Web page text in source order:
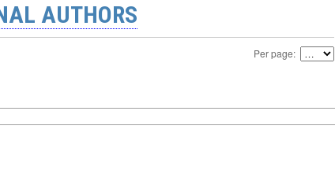
AUTHORS
Per page: